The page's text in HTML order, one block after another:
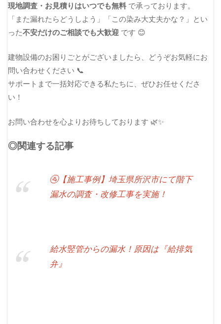
現地調査・お見積りはいつでも無料 で承っております。
「また漏れたらどうしよう」「この染み大丈夫かな？」とい
った不安だけのご相談でも大歓迎 です 😊
建物設備のお困りごとがございましたら、どうぞお気軽にお
問い合わせください 📞
サポートまで一括対応できる私たちに、ぜひお任せくださ
い！
お問い合わせを心よりお待ちしております 🌿✨
◎関連する記事
🚰【施工事例】埼玉県所沢市にて階下
漏水の調査・改修工事を実施！
給水竪管からの漏水！原因は『給排気
弁』